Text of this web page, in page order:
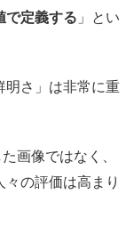
で定義する 」とい
明さ」は非常に重
画像ではなく、
々の評価は高まり